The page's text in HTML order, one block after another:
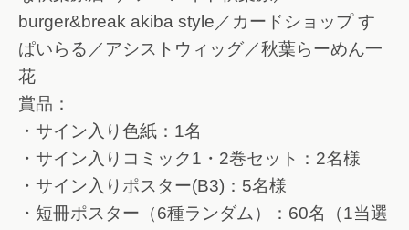
burger&break akiba style／カードショップ す
ぱいらる／アシストウィッグ／秋葉らーめん一
花
賞品：
・サイン入り色紙：1名
・サイン入りコミック1・2巻セット：2名様
・サイン入りポスター(B3)：5名様
・短冊ポスター（6種ランダム）：60名（1当選